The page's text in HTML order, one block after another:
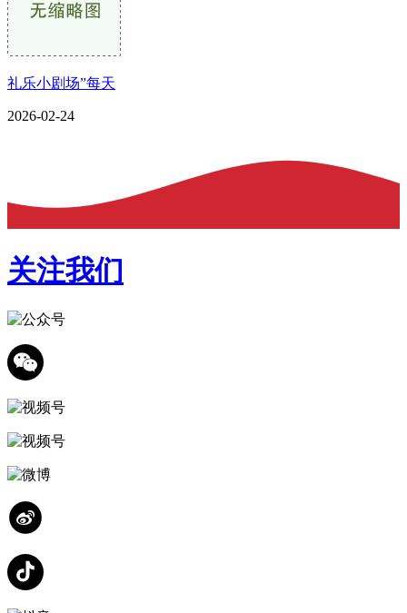
礼乐小剧场”每天
2026-02-24
关注我们